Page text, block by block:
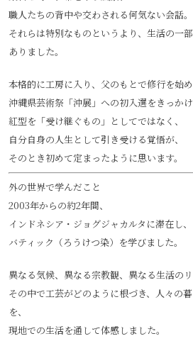
職人たちの背中や交わされる何気ない会話。
それらは特別なものというより、生活の一
ありました。
本格的に工房に入り、父のもとで修行を始め
沖縄県芸術祭「沖展」への初入選をきっかけ
紅型を「受け継ぐもの」としてではなく、
自分自身の人生として引き受ける覚悟が、
そのとき初めて定まったように思います。
外の世界で学んだこと
2003年からの約2年間、
インドネシア・ジョグジャカルタに滞在し、
バティック（ろうけつ染）を学びました。
異なる気候、異なる宗教観、異なる生活のリ
その中で工芸がどのように根づき、人々の
を、
現地での生活を通して体感しました。